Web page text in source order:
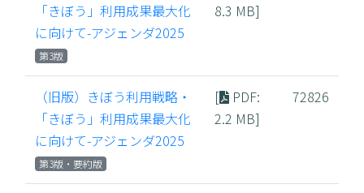
「きぼう」利用成果最大化
に向けて-アジェンダ2025
第3版
8.3 MB]
（旧版）きぼう利用戦略・
「きぼう」利用成果最大化
に向けて-アジェンダ2025
第3版・要約版
[ PDF:
2.2 MB]
72826